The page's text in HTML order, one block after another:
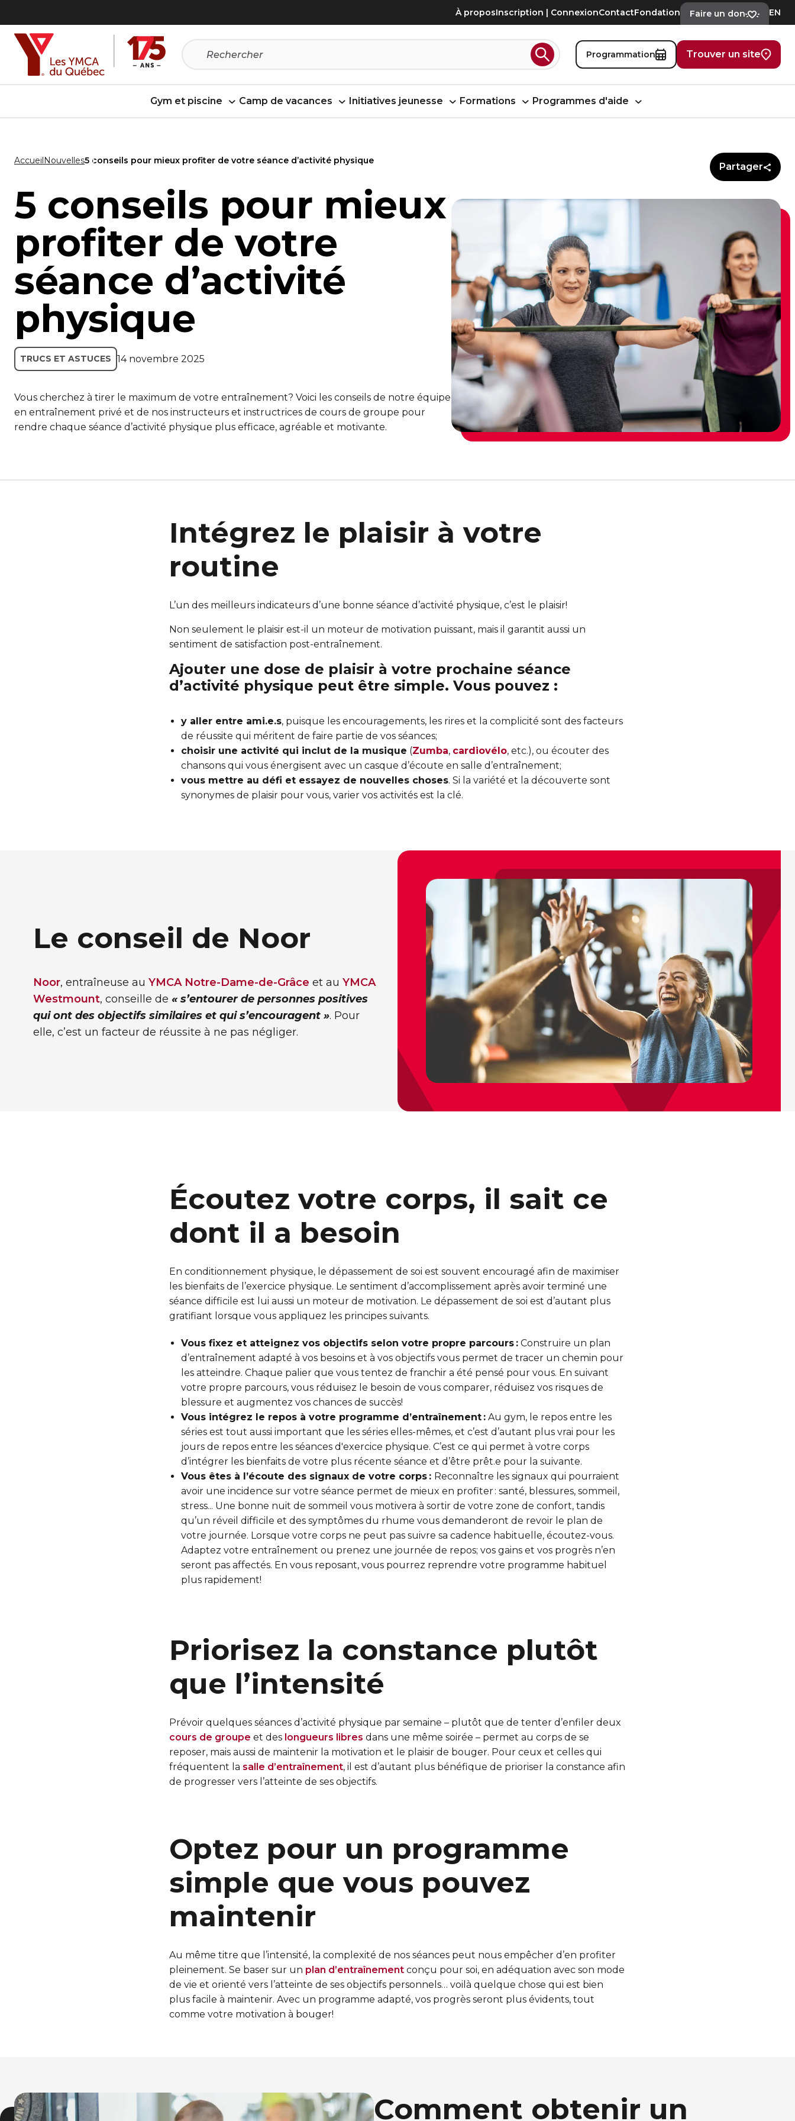
menu
contenu
À proposInscription | ConnexionContactFondation Faire un don EN
RechercherProgrammation Trouver un site
Gym et piscine Camp de vacances Initiatives jeunesse Formations Programmes d'aide
AccueilNouvelles5 conseils pour mieux profiter de votre séance d’activité physique
5 conseils pour mieux
profiter de votre
séance d’activité
physique
TRUCS ET ASTUCES 14 novembre 2025
Vous cherchez à tirer le maximum de votre entraînement? Voici les conseils de notre équipe
en entraînement privé et de nos instructeurs et instructrices de cours de groupe pour
rendre chaque séance d’activité physique plus efficace, agréable et motivante.
Partager
Intégrez le plaisir à votre
routine
L’un des meilleurs indicateurs d’une bonne séance d’activité physique, c’est le plaisir!
Non seulement le plaisir est-il un moteur de motivation puissant, mais il garantit aussi un
sentiment de satisfaction post-entraînement.
Ajouter une dose de plaisir à votre prochaine séance
d’activité physique peut être simple. Vous pouvez :
y aller entre ami.e.s, puisque les encouragements, les rires et la complicité sont des facteurs
de réussite qui méritent de faire partie de vos séances;
choisir une activité qui inclut de la musique (Zumba, cardiovélo, etc.), ou écouter des
chansons qui vous énergisent avec un casque d’écoute en salle d’entraînement;
vous mettre au défi et essayez de nouvelles choses. Si la variété et la découverte sont
synonymes de plaisir pour vous, varier vos activités est la clé.
Le conseil de Noor
Noor, entraîneuse au YMCA Notre-Dame-de-Grâce et au YMCA
Westmount, conseille de « s’entourer de personnes positives
qui ont des objectifs similaires et qui s’encouragent ». Pour
elle, c’est un facteur de réussite à ne pas négliger.
Écoutez votre corps, il sait ce
dont il a besoin
En conditionnement physique, le dépassement de soi est souvent encouragé afin de maximiser
les bienfaits de l’exercice physique. Le sentiment d’accomplissement après avoir terminé une
séance difficile est lui aussi un moteur de motivation. Le dépassement de soi est d’autant plus
gratifiant lorsque vous appliquez les principes suivants.
Vous fixez et atteignez vos objectifs selon votre propre parcours : Construire un plan
d’entraînement adapté à vos besoins et à vos objectifs vous permet de tracer un chemin pour
les atteindre. Chaque palier que vous tentez de franchir a été pensé pour vous. En suivant
votre propre parcours, vous réduisez le besoin de vous comparer, réduisez vos risques de
blessure et augmentez vos chances de succès!
Vous intégrez le repos à votre programme d’entraînement : Au gym, le repos entre les
séries est tout aussi important que les séries elles-mêmes, et c’est d’autant plus vrai pour les
jours de repos entre les séances d'exercice physique. C’est ce qui permet à votre corps
d’intégrer les bienfaits de votre plus récente séance et d’être prêt.e pour la suivante.
Vous êtes à l’écoute des signaux de votre corps : Reconnaître les signaux qui pourraient
avoir une incidence sur votre séance permet de mieux en profiter : santé, blessures, sommeil,
stress... Une bonne nuit de sommeil vous motivera à sortir de votre zone de confort, tandis
qu’un réveil difficile et des symptômes du rhume vous demanderont de revoir le plan de
votre journée. Lorsque votre corps ne peut pas suivre sa cadence habituelle, écoutez-vous.
Adaptez votre entraînement ou prenez une journée de repos; vos gains et vos progrès n’en
seront pas affectés. En vous reposant, vous pourrez reprendre votre programme habituel
plus rapidement!
Priorisez la constance plutôt
que l’intensité
Prévoir quelques séances d’activité physique par semaine – plutôt que de tenter d’enfiler deux
cours de groupe et des longueurs libres dans une même soirée – permet au corps de se
reposer, mais aussi de maintenir la motivation et le plaisir de bouger. Pour ceux et celles qui
fréquentent la salle d’entraînement, il est d’autant plus bénéfique de prioriser la constance afin
de progresser vers l’atteinte de ses objectifs.
Optez pour un programme
simple que vous pouvez
maintenir
Au même titre que l’intensité, la complexité de nos séances peut nous empêcher d’en profiter
pleinement. Se baser sur un plan d’entraînement conçu pour soi, en adéquation avec son mode
de vie et orienté vers l’atteinte de ses objectifs personnels… voilà quelque chose qui est bien
plus facile à maintenir. Avec un programme adapté, vos progrès seront plus évidents, tout
comme votre motivation à bouger!
Comment obtenir un